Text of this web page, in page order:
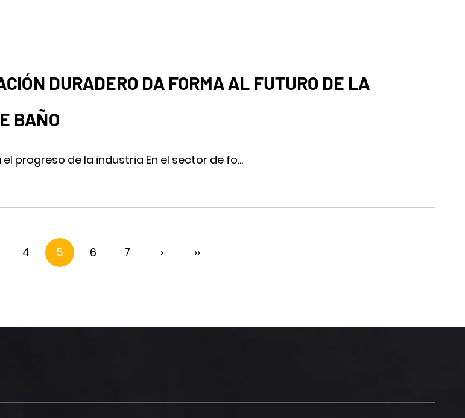
DURADERO DA FORMA AL FUTURO DE LA
BAÑO
progreso de la industria En el sector de fo...
4 5 6 7 › ››